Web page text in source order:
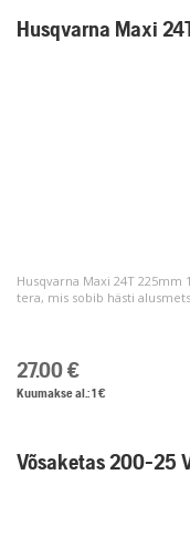
Husqvarna Maxi
Husqvarna Maxi 24T
tera, mis sobib hästi
27.00 €
Kuumakse al.: 1 €
Võsaketas 200-25